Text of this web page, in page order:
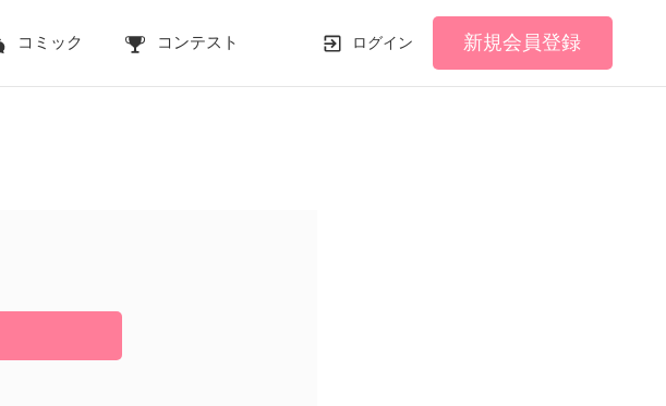
コミック コンテスト ログイン 新規会員登録